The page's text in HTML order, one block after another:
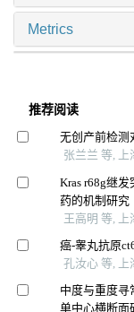
Metrics
推荐阅读
无创产前检测
张兰兰 等, 上
Kras r68g继
药的机制研究
王高明 等, 上
癌-睾丸抗原
孔汝心 等, 上
中度与重度寻
单中心横断面